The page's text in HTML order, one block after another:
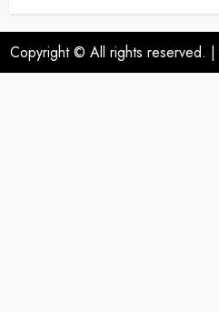
Copyright © All rights reserved. |